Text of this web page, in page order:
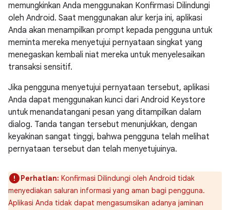
memungkinkan Anda menggunakan Konfirmasi Dilindungi
oleh Android. Saat menggunakan alur kerja ini, aplikasi
Anda akan menampilkan prompt kepada pengguna untuk
meminta mereka menyetujui pernyataan singkat yang
menegaskan kembali niat mereka untuk menyelesaikan
transaksi sensitif.
Jika pengguna menyetujui pernyataan tersebut, aplikasi
Anda dapat menggunakan kunci dari Android Keystore
untuk menandatangani pesan yang ditampilkan dalam
dialog. Tanda tangan tersebut menunjukkan, dengan
keyakinan sangat tinggi, bahwa pengguna telah melihat
pernyataan tersebut dan telah menyetujuinya.
Perhatian: Konfirmasi Dilindungi oleh Android tidak
menyediakan saluran informasi yang aman bagi pengguna.
Aplikasi Anda tidak dapat mengasumsikan adanya jaminan